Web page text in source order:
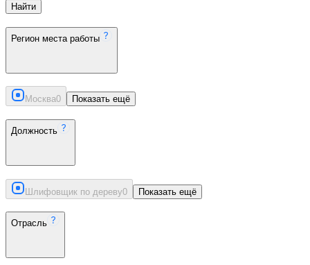
Найти
Регион места работы
Москва0 Показать ещё
Должность
Шлифовщик по дереву0 Показать ещё
Отрасль